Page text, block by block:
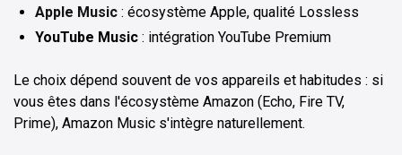
Apple Music : écosystème Apple, qualité Lossless
YouTube Music : intégration YouTube Premium
Le choix dépend souvent de vos appareils et habitudes : si
vous êtes dans l'écosystème Amazon (Echo, Fire TV,
Prime), Amazon Music s'intègre naturellement.